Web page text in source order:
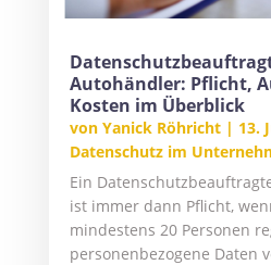
Autohändler: Pflicht,
Kosten im Überblick
von Yanick Röhricht| 13.
Datenschutz im
Ein
ist immer dann Pflicht,
mindestens 20 Personen
personenbezogene Daten